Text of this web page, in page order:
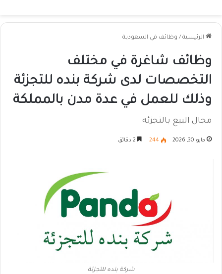
الرئيسية / وظائف في السعودية
وظائف شاغرة في مختلف
التخصصات لدى شركة بنده للتجزئة
وذلك للعمل في عدة مدن بالمملكة
مجال البيع بالتجزئة
مايو 30, 2026 244
شركة بنده للتجزئة